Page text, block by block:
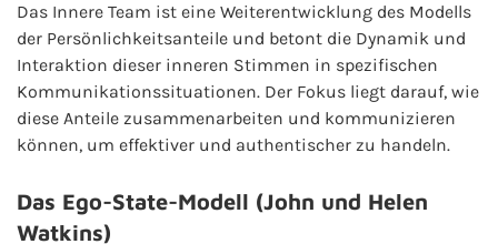
Das Innere Team ist eine Weiterentwicklung des Modells
der Persönlichkeitsanteile und betont die Dynamik und
Interaktion dieser inneren Stimmen in spezifischen
Kommunikationssituationen. Der Fokus liegt darauf, wie
diese Anteile zusammenarbeiten und kommunizieren
können, um effektiver und authentischer zu handeln.
Das Ego-State-Modell (John und Helen
Watkins)